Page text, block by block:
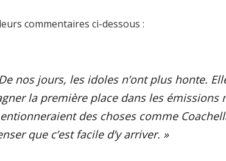
commentaires ci-dessous :
nos jours, les idoles n’ont plus honte.
la première place dans les émissions
des choses comme
que c’est facile d’y arriver. »